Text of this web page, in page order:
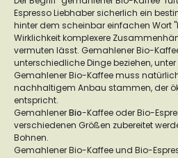
Espresso Liebhaber sicherlich ein
hinter dem scheinbar einfachen Wort
Wirklichkeit komplexere
vermuten lässt. Gemahlener Bio-
unterschiedliche Dinge beziehen,
Gemahlener Bio-Kaffee muss
nachhaltigem Anbau stammen, der
entspricht.
GemahlenerBio-Kaffee oder Bio-
verschiedenen Größen zubereitet
Bohnen.
Gemahlener Bio-Kaffee und Bio-